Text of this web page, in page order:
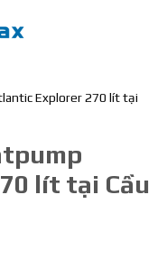
Explorer 270 lít tại
lít tại Cầu